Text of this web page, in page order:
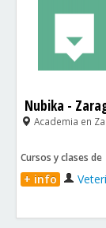
Nubika -
Academia en
Cursos y clases de
+ info